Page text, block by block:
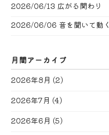
2026/06/13 広がる関わり
2026/06/06 音を聞いて動く
月間アーカイブ
2026年8月 (2)
2026年7月 (4)
2026年6月 (5)